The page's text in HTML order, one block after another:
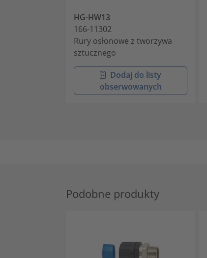
HG-HW13
166-11302
Rury osłonowe z tworzywa
sztucznego
Dodaj do listy
obserwowanych
Podobne produkty